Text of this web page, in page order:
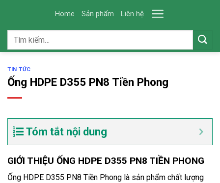
content
Home Sản phẩm Liên hệ
Tìm
TIN TỨC
Ống HDPE D355 PN8 Tiền Phong
Tóm tắt nội dung
GIỚI THIỆU ỐNG HDPE D355 PN8 TIỀN PHONG
Ống HDPE D355 PN8 Tiền Phong là sản phẩm chất lượng